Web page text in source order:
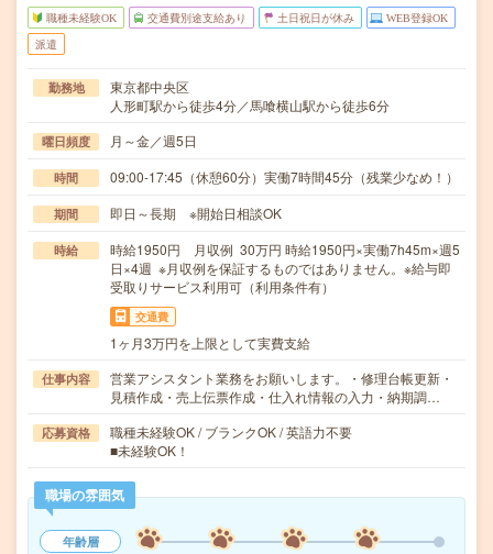
職種未経験OK 交通費別途支給あり 土日祝日が休み WEB登録OK
派遣
勤務地
東京都中央区
人形町駅から徒歩4分／馬喰横山駅から徒歩6分
曜日頻度 月～金／週5日
時間 09:00-17:45（休憩60分）実働7時間45分（残業少なめ！）
期間 即日～長期 ※開始日相談OK
時給
時給1950円 月収例 30万円 時給1950円×実働7h45m×週5
日×4週 ※月収例を保証するものではありません。※給与即
受取りサービス利用可（利用条件有）
交通費
1ヶ月3万円を上限として実費支給
仕事内容
営業アシスタント業務をお願いします。・修理台帳更新・
見積作成・売上伝票作成・仕入れ情報の入力・納期調…
応募資格
職種未経験OK / ブランクOK / 英語力不要
■未経験OK！
職場の雰囲気
年齢層